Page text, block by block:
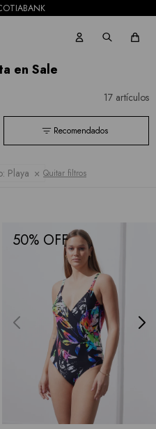
en Sale
17 artículos
Recomendados
Playa Quitar filtros
50